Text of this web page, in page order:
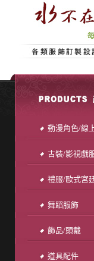
動漫角色/線
古裝/影視戲
禮服/歐式宮
舞蹈服飾
飾品/頭戴
道具配件